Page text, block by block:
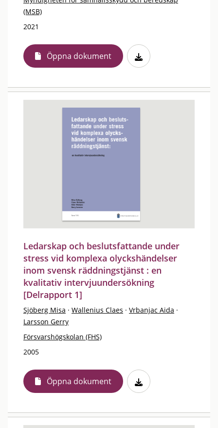
(MSB)
2021
Öppna dokument
Ledarskap och beslutsfattande under
stress vid komplexa olyckshändelser
inom svensk räddningstjänst : en
kvalitativ intervjuundersökning
[Delrapport 1]
Sjöberg Misa · Wallenius Claes · Vrbanjac Aida ·
Larsson Gerry
Försvarshögskolan (FHS)
2005
Öppna dokument